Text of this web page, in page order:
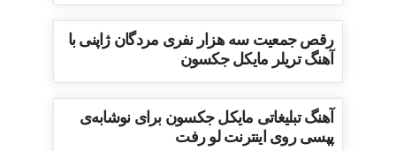
رقص جمعیت سه هزار نفری مردگان ژاپنی با
آهنگ تریلر مایکل جکسون
آهنگ تبلیغاتی مایکل جکسون برای نوشابه‌ی
پپسی روی اینترنت لو رفت